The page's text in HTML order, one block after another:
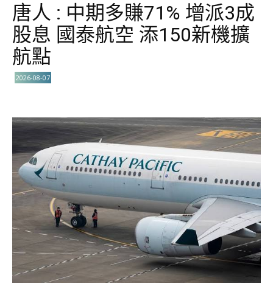
唐人 : 中期多賺71% 增派3成
股息 國泰航空 添150新機擴
航點
2026-08-07